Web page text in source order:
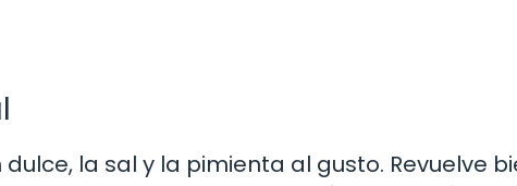
la sal y la pimienta al gusto. Revuelve